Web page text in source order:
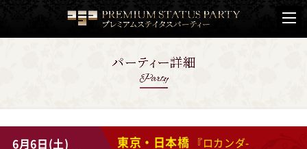
6月6日(土)
東京・日本橋 『ロカンダ-